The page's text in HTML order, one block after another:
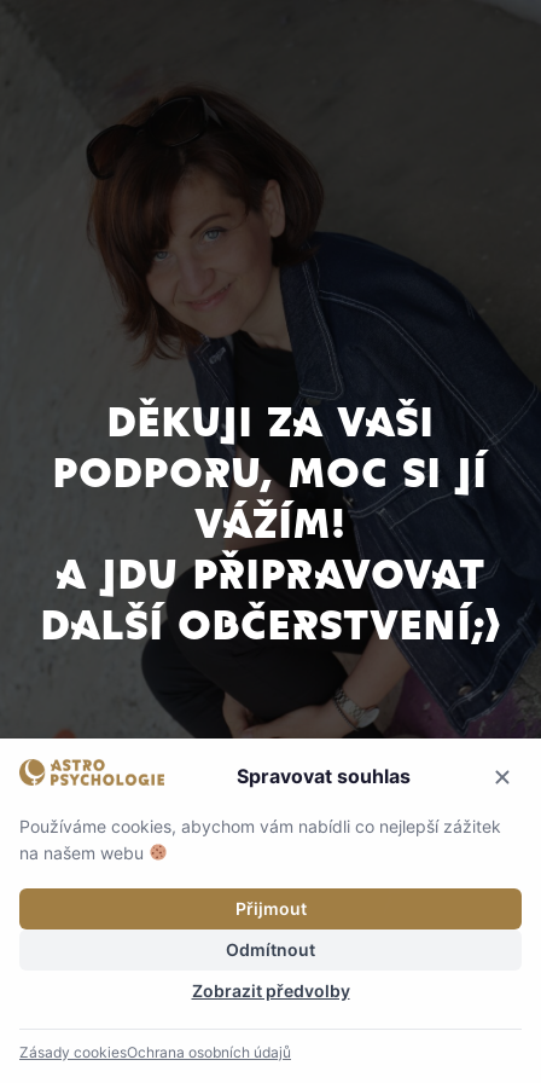
Děkuji za vaši
podporu, moc si jí
vážím!
A jdu připravovat
další občerstvení;)
Spravovat souhlas
Používáme cookies, abychom vám nabídli co nejlepší zážitek
na našem webu
Přijmout
Odmítnout
Zobrazit předvolby
Zásady cookiesOchrana osobních údajů